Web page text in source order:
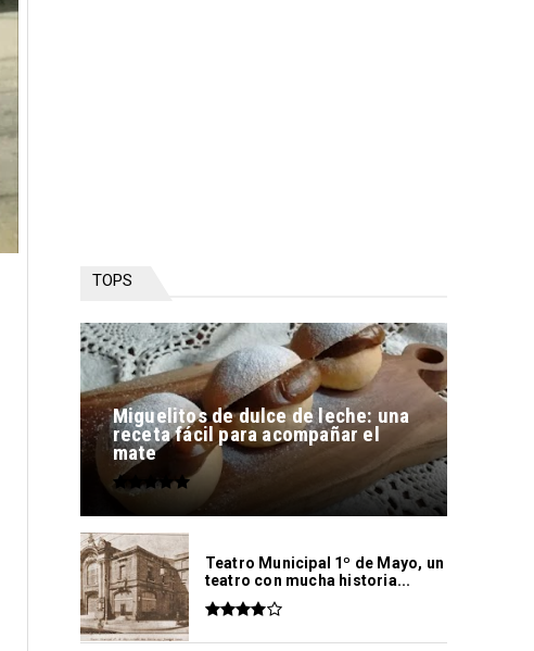
TOPS
Miguelitos de dulce de leche: una
receta fácil para acompañar el
mate
Teatro Municipal 1º de Mayo, un
teatro con mucha historia...